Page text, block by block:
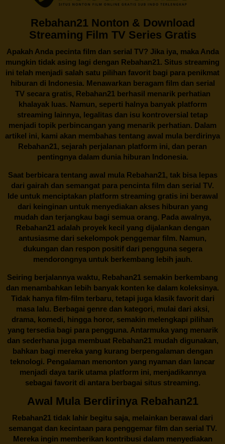
Rebahan21 Nonton & Download
Streaming Film TV Series Gratis
Apakah Anda pecinta film dan serial TV? Jika iya, maka Anda
mungkin tidak asing lagi dengan Rebahan21. Situs streaming
ini telah menjadi salah satu pilihan favorit bagi para penikmat
hiburan di Indonesia. Menawarkan beragam film dan serial
TV secara gratis, Rebahan21berhasil menarik perhatian
khalayak luas. Namun, seperti halnya banyak platform
streaming lainnya, legalitas dan isu kontroversial tetap
menjadi topik perbincangan yang menarik perhatian. Dalam
artikel ini, kami akan membahas tentang awal mula berdirinya
Rebahan21, sejarah perjalanan platform ini, dan peran
pentingnya dalam dunia hiburan Indonesia.
Saat berbicara tentang awal mula Rebahan21, tak bisa lepas
dari gairah dan semangat para pencinta film dan serial TV.
Ide untuk menciptakan platform streaming gratis ini berawal
dari keinginan untuk menyediakan akses hiburan yang
mudah dan terjangkau bagi semua orang. Pada awalnya,
Rebahan21 adalah proyek kecil yang dijalankan dengan
antusiasme dari sekelompok penggemar film. Namun,
dukungan dan respon positif dari pengguna segera
mendorongnya untuk berkembang lebih jauh.
Seiring berjalannya waktu, Rebahan21 semakin berkembang
dan menambahkan lebih banyak konten ke dalam koleksinya.
Tidak hanya film-film terbaru, tetapi juga klasik favorit dari
masa lalu. Berbagai genre dan kategori, mulai dari aksi,
drama, komedi, hingga horor, semakin melengkapi pilihan
yang tersedia bagi para pengguna. Antarmuka yang menarik
dan sederhana juga membuatRebahan21mudah digunakan,
bahkan bagi mereka yang kurang berpengalaman dengan
teknologi. Pengalaman menonton yang nyaman dan lancar
menjadi daya tarik utama platform ini, menjadikannya
sebagai favorit di antara berbagai situs streaming.
Awal Mula Berdirinya Rebahan21
Rebahan21 tidak lahir begitu saja, melainkan berawal dari
semangat dan kecintaan para penggemar film dan serial TV.
Mereka ingin memberikan kontribusi dalam menyediakan